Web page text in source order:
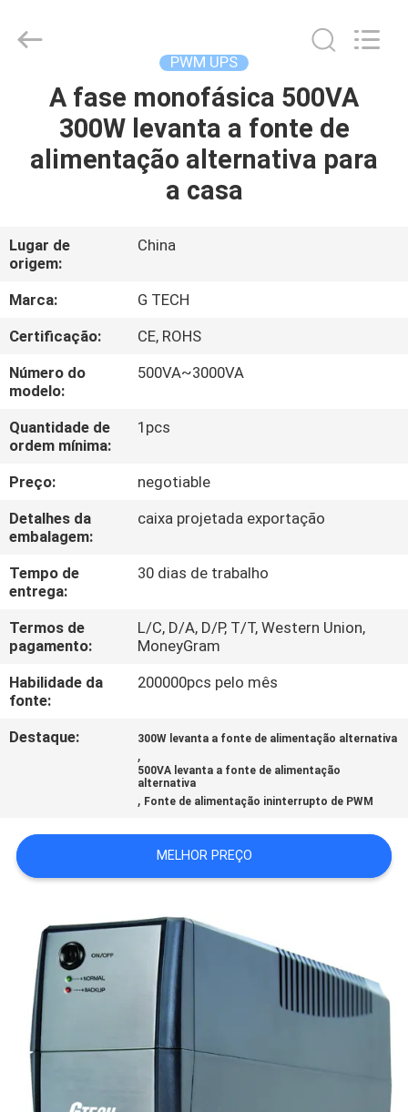
PARA
CASA
SOBRE
NÓS
VISITA
À
FÁBRICA
CONTROLE
DE
QUALIDADE
CONTACTE-
NOS
NOTÍCIAS
ORÇAMENTO
DO
SITE
POLÍTICA
PRIVACIDADE
POWER
GROUP.
PWM UPS
A fase monofásica 500VA
300W levanta a fonte de
alimentação alternativa para
a casa
Lugar de
origem:
China
Marca:
G TECH
Certificação:
CE, ROHS
Número do
modelo:
500VA~3000VA
Quantidade de
ordem mínima:
1pcs
Preço:
negotiable
Detalhes da
embalagem:
caixa projetada exportação
Tempo de
entrega:
30 dias de trabalho
Termos de
pagamento:
L/C, D/A, D/P, T/T, Western Union,
MoneyGram
Habilidade da
fonte:
200000pcs pelo mês
Destaque: 300W levanta a fonte de alimentação alternativa
,
500VA levanta a fonte de alimentação
alternativa
, Fonte de alimentação ininterrupto de PWM
MELHOR PREÇO